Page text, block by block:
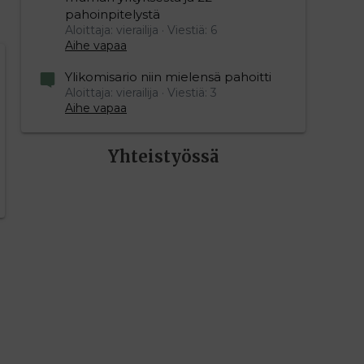
editoriin…
pahoinpitelystä
Aloittaja: vierailija
Viestiä: 6
Aihe vapaa
Ylikomisario niin mielensä pahoitti
Aloittaja: vierailija
Viestiä: 3
Aihe vapaa
Yhteistyössä